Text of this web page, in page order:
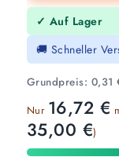
✓ Auf Lager
🚚 Schneller
Grundpreis: 0,31
Nur 16,72 €
35,00 €)